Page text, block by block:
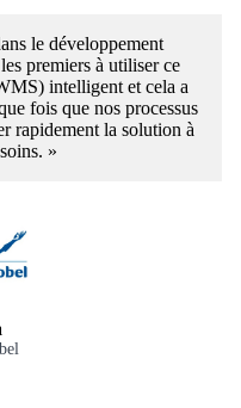
le développement
premiers à utiliser ce
intelligent et cela a
fois que nos processus
rapidement la solution à
»